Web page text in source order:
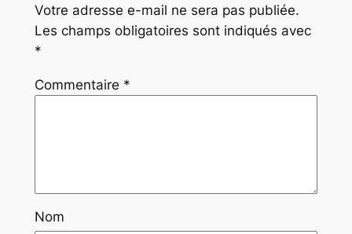
Votre adresse e-mail ne sera pas publiée.
Les champs obligatoires sont indiqués avec
*
Commentaire *
Nom